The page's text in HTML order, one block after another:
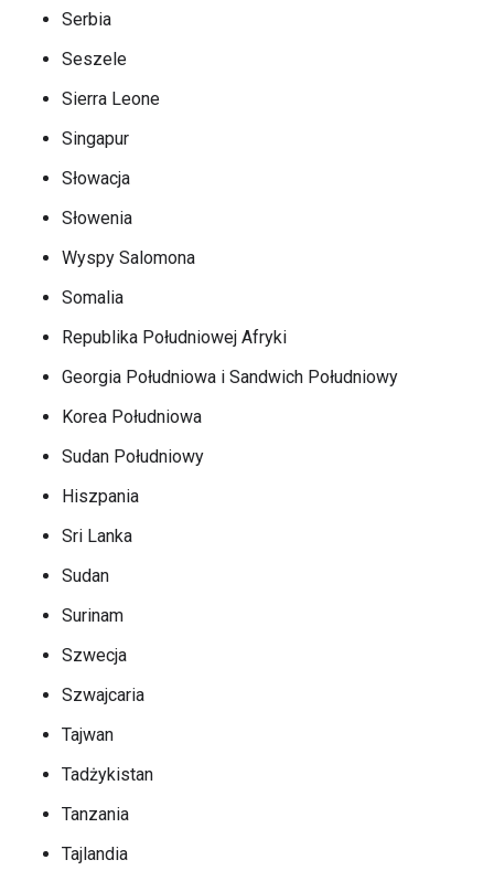
Serbia
Seszele
Sierra Leone
Singapur
Słowacja
Słowenia
Wyspy Salomona
Somalia
Republika Południowej Afryki
Georgia Południowa i Sandwich Południowy
Korea Południowa
Sudan Południowy
Hiszpania
Sri Lanka
Sudan
Surinam
Szwecja
Szwajcaria
Tajwan
Tadżykistan
Tanzania
Tajlandia